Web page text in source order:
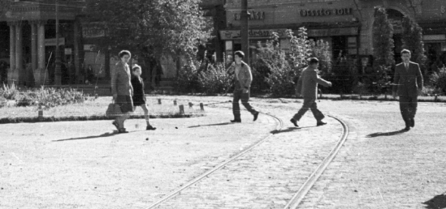
Badacsonytomaj · Badacsony
Fonyód felé.
1958 · Zalaszentgrót
Állami Gazdaság, Kertészeti Főiskola hallgatói.
1958 ·
Állami